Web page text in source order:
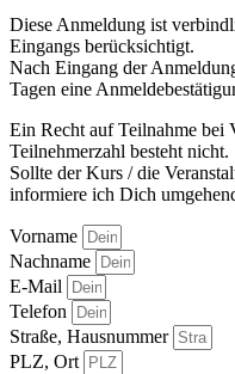
Diese Anmeldung ist
Eingangs berücksichtigt.
Nach Eingang der
Tagen eine
Ein Recht auf Teilnahme bei
Teilnehmerzahl besteht nicht.
Sollte der Kurs / die
informiere ich Dich
Vorname
Nachname
E-Mail
Telefon
Straße, Hausnummer
PLZ, Ort